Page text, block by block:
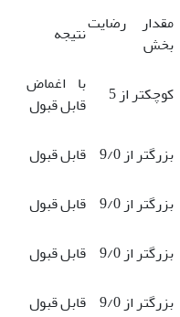
مقدار رضایت
بخش
نتیجه
کوچکتر از 5
با اغماض
قابل قبول
بزرگتر از 9/0
قابل قبول
بزرگتر از 9/0
قابل قبول
بزرگتر از 9/0
قابل قبول
بزرگتر از 9/0 قابل قبول